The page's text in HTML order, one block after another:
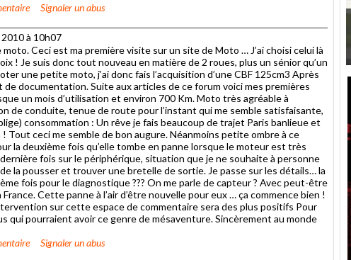
Signaler un abus
à 10h07
Ceci est ma première visite sur un site de Moto … J’ai choisi celui là
! Je suis donc tout nouveau en matière de 2 roues, plus un sénior qu’un
une petite moto, j’ai donc fais l’acquisition d’une CBF 125cm3 Après
documentation. Suite aux articles de ce forum voici mes premières
un mois d’utilisation et environ 700 Km. Moto très agréable à
de conduite, tenue de route pour l’instant qui me semble satisfaisante,
consommation : Un rêve je fais beaucoup de trajet Paris banlieue et
! Tout ceci me semble de bon augure. Néanmoins petite ombre à ce
la deuxième fois qu’elle tombe en panne lorsque le moteur est très
fois sur le périphérique, situation que je ne souhaite à personne
la pousser et trouver une bretelle de sortie. Je passe sur les détails… la
fois pour le diagnostique ??? On me parle de capteur ? Avec peut-être
Cette panne à l’air d’être nouvelle pour eux … ça commence bien !
sur cette espace de commentaire sera des plus positifs Pour
qui pourraient avoir ce genre de mésaventure. Sincèrement au monde
Signaler un abus